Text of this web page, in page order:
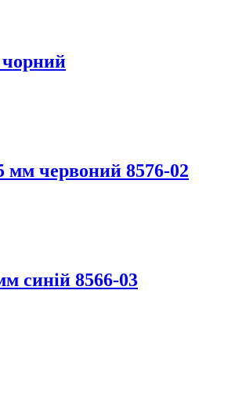
чорний
червоний 8576-02
синій 8566-03